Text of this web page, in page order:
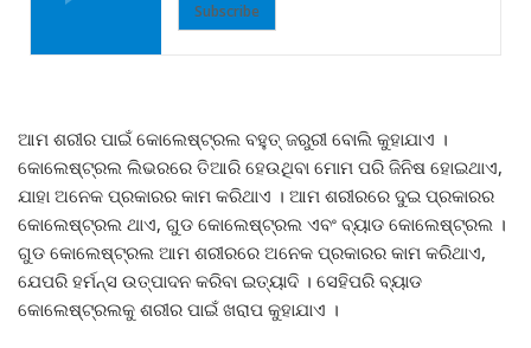
Subscribe
ଆମ ଶରୀର ପାଇଁ କୋଲେଷ୍ଟ୍ରଲ ବହୁତ୍ ଜରୁରୀ ବୋଲି କୁହାଯାଏ ।
କୋଲେଷ୍ଟ୍ରଲ ଲିଭରରେ ତିଆରି ହେଉଥିବା ମୋମ ପରି ଜିନିଷ ହୋଇଥାଏ,
ଯାହା ଅନେକ ପ୍ରକାରର କାମ କରିଥାଏ । ଆମ ଶରୀରରେ ଦୁଇ ପ୍ରକାରର
କୋଲେଷ୍ଟ୍ରଲ ଥାଏ, ଗୁଡ କୋଲେଷ୍ଟ୍ରଲ ଏବଂ ବ୍ୟାଡ କୋଲେଷ୍ଟ୍ରଲ ।
ଗୁଡ କୋଲେଷ୍ଟ୍ରଲ ଆମ ଶରୀରରେ ଅନେକ ପ୍ରକାରର କାମ କରିଥାଏ,
ଯେପରି ହର୍ମନ୍ସ ଉତ୍ପାଦନ କରିବା ଇତ୍ୟାଦି । ସେହିପରି ବ୍ୟାଡ
କୋଲେଷ୍ଟ୍ରଲକୁ ଶରୀର ପାଇଁ ଖରାପ କୁହାଯାଏ ।